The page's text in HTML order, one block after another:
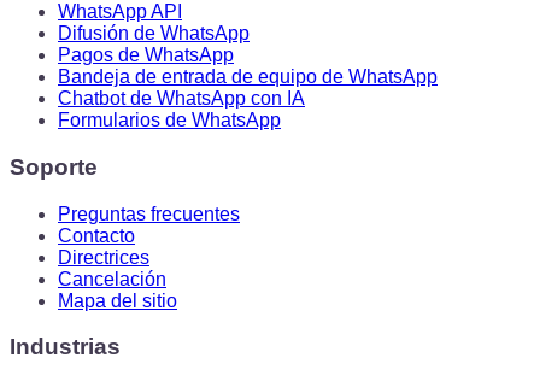
WhatsApp API
Difusión de WhatsApp
Pagos de WhatsApp
Bandeja de entrada de equipo de WhatsApp
Chatbot de WhatsApp con IA
Formularios de WhatsApp
Soporte
Preguntas frecuentes
Contacto
Directrices
Cancelación
Mapa del sitio
Industrias